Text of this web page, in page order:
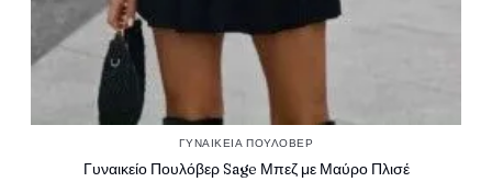
ΓΥΝΑΙΚΕΊΑ ΠΟΥΛΌΒΕΡ
Γυναικείο Πουλόβερ Sage Μπεζ με Μαύρο Πλισέ